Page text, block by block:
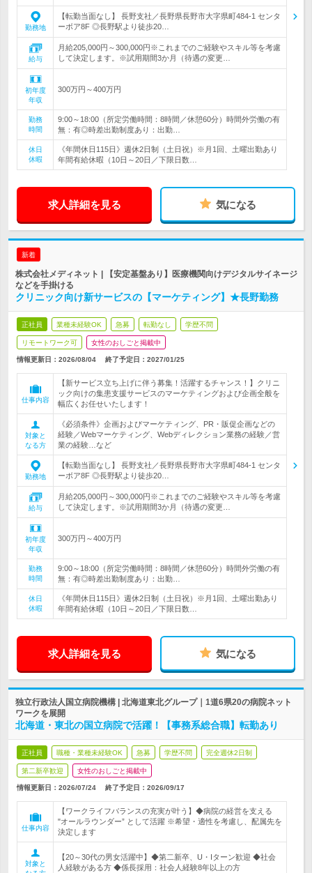
勤務地
【転勤当面なし】 長野支社／長野県長野市大字県町484-1 センタ
ーボア8F ◎長野駅より徒歩20…
給与
月給205,000円～300,000円※これまでのご経験やスキル等を考慮
して決定します。※試用期間3か月（待遇の変更…
初年度
年収
300万円～400万円
勤務
時間
9:00～18:00（所定労働時間：8時間／休憩60分）時間外労働の有
無：有◎時差出勤制度あり：出勤…
休日
休暇
《年間休日115日》週休2日制（土日祝）※月1回、土曜出勤あり
年間有給休暇（10日～20日／下限日数…
求人詳細を見る 気になる
新着
株式会社メディネット | 【安定基盤あり】医療機関向けデジタルサイネージ
などを手掛ける
クリニック向け新サービスの【マーケティング】★長野勤務
正社員 業種未経験OK 急募 転勤なし 学歴不問
リモートワーク可 女性のおしごと掲載中
情報更新日：2026/08/04 終了予定日： 2027/01/25
仕事内容
【新サービス立ち上げに伴う募集！活躍するチャンス！】クリニ
ック向けの集患支援サービスのマーケティングおよび企画全般を
幅広くお任せいたします！
対象と
なる方
《必須条件》企画およびマーケティング、PR・販促企画などの
経験／Webマーケティング、Webディレクション業務の経験／営
業の経験…など
勤務地
【転勤当面なし】 長野支社／長野県長野市大字県町484-1 センタ
ーボア8F ◎長野駅より徒歩20…
給与
月給205,000円～300,000円※これまでのご経験やスキル等を考慮
して決定します。※試用期間3か月（待遇の変更…
初年度
年収
300万円～400万円
勤務
時間
9:00～18:00（所定労働時間：8時間／休憩60分）時間外労働の有
無：有◎時差出勤制度あり：出勤…
休日
休暇
《年間休日115日》週休2日制（土日祝）※月1回、土曜出勤あり
年間有給休暇（10日～20日／下限日数…
求人詳細を見る 気になる
独立行政法人国立病院機構 | 北海道東北グループ｜1道6県20の病院ネット
ワークを展開
北海道・東北の国立病院で活躍！【事務系総合職】転勤あり
正社員 職種・業種未経験OK 急募 学歴不問 完全週休2日制
第二新卒歓迎 女性のおしごと掲載中
情報更新日：2026/07/24 終了予定日： 2026/09/17
仕事内容
【ワークライフバランスの充実が叶う】◆病院の経営を支える
"オールラウンダー” として活躍 ※希望・適性を考慮し、配属先を
決定します
対象と
【20～30代の男女活躍中】◆第二新卒、U・Iターン歓迎 ◆社会
人経験がある方 ◆係長採用：社会人経験8年以上の方